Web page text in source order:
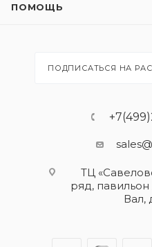
ПОМОЩЬ
ПОДПИСАТЬСЯ НА
ТЦ
ряд,
Вал,